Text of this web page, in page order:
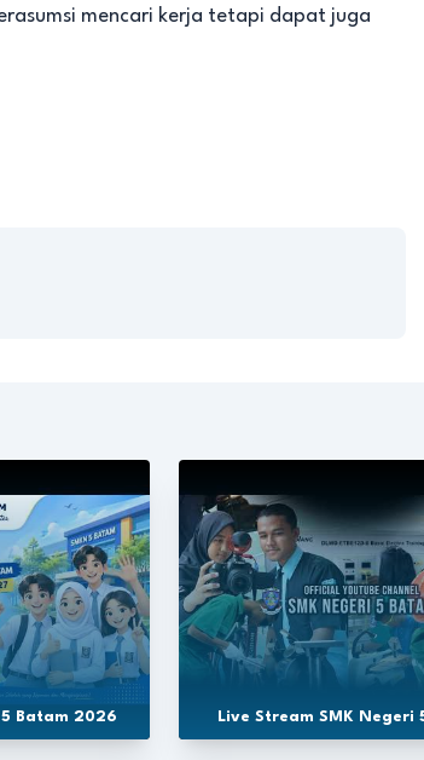
mencari kerja tetapi dapat juga
5 Batam 2026 Live Stream SMK Negeri